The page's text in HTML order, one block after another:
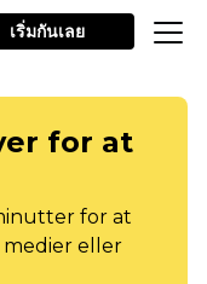
เริ่มกันเลย
for at
for at
medier eller